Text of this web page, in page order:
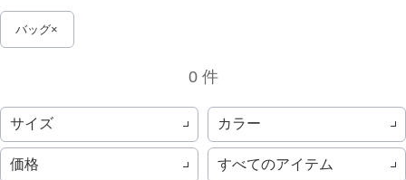
バッグ
0 件
サイズ カラー
価格 すべてのアイテム